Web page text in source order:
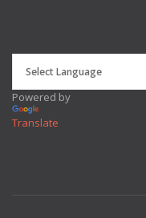
Powered by
Translate